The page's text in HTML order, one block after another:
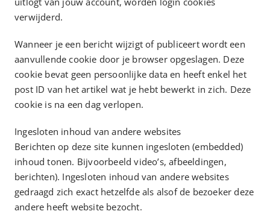
verwijderd.
Wanneer je een bericht wijzigt of publiceert wordt een
aanvullende cookie door je browser opgeslagen. Deze
cookie bevat geen persoonlijke data en heeft enkel het
post ID van het artikel wat je hebt bewerkt in zich. Deze
cookie is na een dag verlopen.
Ingesloten inhoud van andere websites
Berichten op deze site kunnen ingesloten (embedded)
inhoud tonen. Bijvoorbeeld video’s, afbeeldingen,
berichten). Ingesloten inhoud van andere websites
gedraagd zich exact hetzelfde als alsof de bezoeker deze
andere heeft website bezocht.